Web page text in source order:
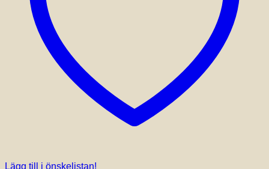
Lägg till i önskelistan!